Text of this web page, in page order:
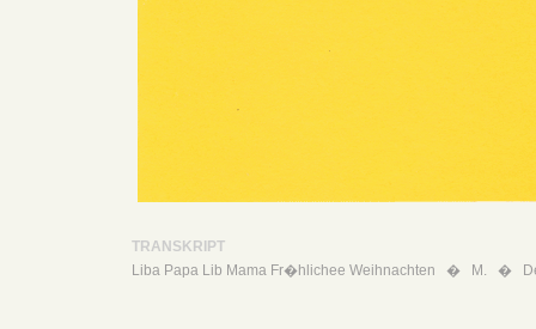
TRANSKRIPT
Liba Papa Lib Mama Fr�hlichee Weihnachten � M. �